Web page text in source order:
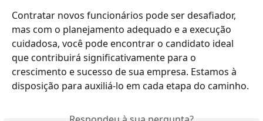
Contratar novos funcionários pode ser desafiador,
mas com o planejamento adequado e a execução
cuidadosa, você pode encontrar o candidato ideal
que contribuirá significativamente para o
crescimento e sucesso de sua empresa. Estamos à
disposição para auxiliá-lo em cada etapa do caminho.